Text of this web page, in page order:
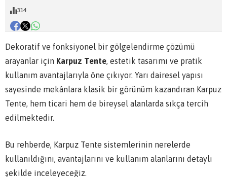
314
Dekoratif ve fonksiyonel bir gölgelendirme çözümü
arayanlar için Karpuz Tente, estetik tasarımı ve pratik
kullanım avantajlarıyla öne çıkıyor. Yarı dairesel yapısı
sayesinde mekânlara klasik bir görünüm kazandıran Karpuz
Tente, hem ticari hem de bireysel alanlarda sıkça tercih
edilmektedir.
Bu rehberde, Karpuz Tente sistemlerinin nerelerde
kullanıldığını, avantajlarını ve kullanım alanlarını detaylı
şekilde inceleyeceğiz.